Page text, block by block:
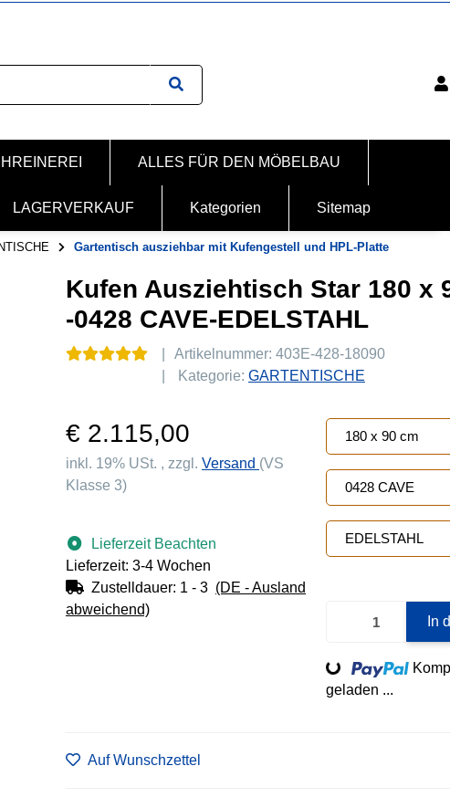
ALLES FÜR DEN MÖBELBAU
LAGERVERKAUF Kategorien Sitemap
Gartentisch ausziehbar mit Kufengestell und HPL-Platte
Kufen Ausziehtisch Star 180 x
-0428 CAVE-EDELSTAHL
Artikelnummer: 403E-428-18090
Kategorie: GARTENTISCHE
€ 2.115,00
inkl. 19% USt. , zzgl. Versand (VS
Klasse 3)
Lieferzeit Beachten
Lieferzeit: 3-4 Wochen
Zustelldauer: 1 - 3 (DE - Ausland
abweichend)
180 x 90 cm
0428 CAVE
EDELSTAHL
In
Loading...
geladen ...
Auf Wunschzettel